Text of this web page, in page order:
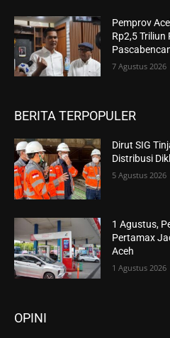
Pemprov
Rp2,5
7 Agustus 2026
BERITA TERPOPULER
Dirut SIG
Distribusi
5 Agustus 2026
1 Agustus,
Pertamax
Aceh
1 Agustus 2026
OPINI